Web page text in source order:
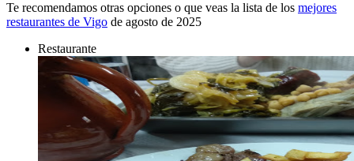
Te recomendamos otras opciones o que veas la lista de los mejores
restaurantes de Vigo de agosto de 2025
Restaurante